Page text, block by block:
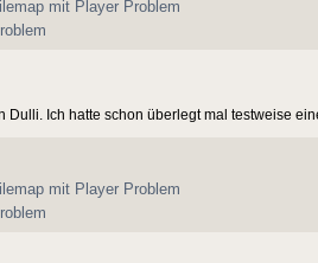
mit Player Problem
Ich hatte schon überlegt mal testweise
mit Player Problem